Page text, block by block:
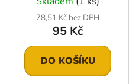
78,51 Kč bez DPH
95 Kč
DO KOŠÍKU